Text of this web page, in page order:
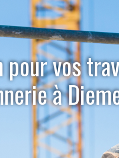
pour vos
à